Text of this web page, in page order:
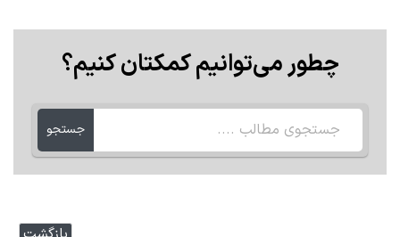
چطور می‌توانیم کمکتان کنیم؟
جستجو